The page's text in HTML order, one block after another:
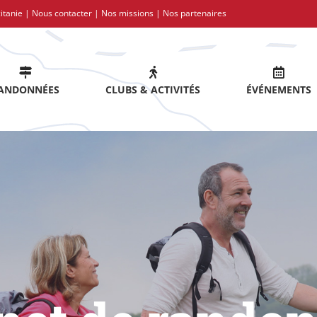
| Nous contacter | Nos missions | Nos partenaires
CLUBS & ACTIVITÉS ÉVÉNEMENTS